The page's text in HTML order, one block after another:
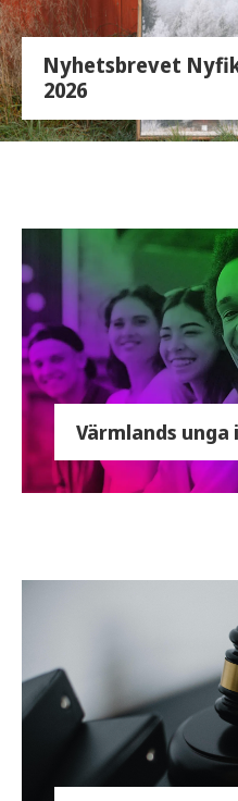
Nyhetsbrevet
2026
Värmlands unga